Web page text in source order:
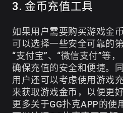
3. 金币充值工具
如果用户需要购买游戏金币
可以选择一些安全可靠的
“支付宝”、“微信支付”等，
确保充值的安全和便捷。同
用户还可以考虑使用游戏
来获取游戏金币，以便更
更多关于GG扑克APP的使